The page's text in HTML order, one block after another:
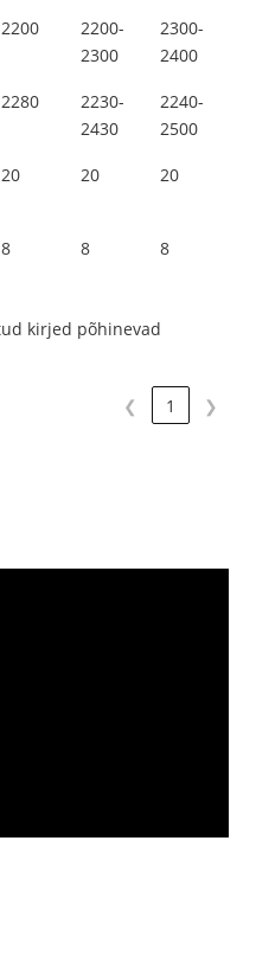
2200
2200-
2300
2300-
2400
2280
2230-
2430
2240-
2500
20 20 20
8 8 8
kirjed põhinevad
❮ 1 ❯